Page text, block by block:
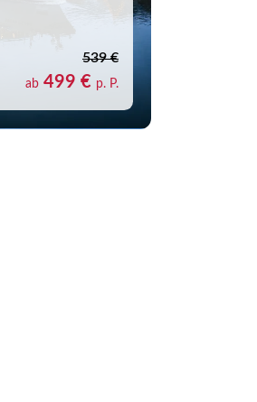
539 €
ab 499 € p. P.